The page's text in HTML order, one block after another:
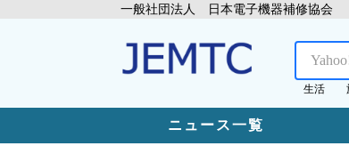
一般社団法人 日本電子機器補修協会
生活
ニュース一覧